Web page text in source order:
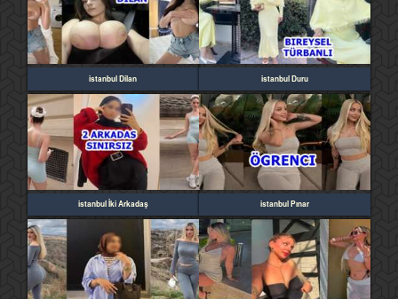
istanbul Dilan istanbul Duru
istanbul İki Arkadaş istanbul Pınar